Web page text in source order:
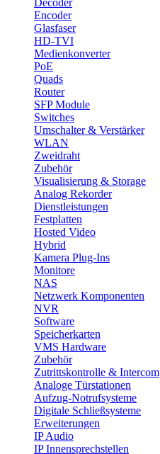
Encoder
Glasfaser
HD-TVI
Medienkonverter
PoE
Quads
Router
SFP Module
Switches
Umschalter & Verstärker
WLAN
Zweidraht
Zubehör
Visualisierung & Storage
Analog Rekorder
Dienstleistungen
Festplatten
Hosted Video
Hybrid
Kamera Plug-Ins
Monitore
NAS
Netzwerk Komponenten
NVR
Software
Speicherkarten
VMS Hardware
Zubehör
Zutrittskontrolle & Intercom
Analoge Türstationen
Aufzug-Notrufsysteme
Digitale Schließsysteme
Erweiterungen
IP Audio
IP Innensprechstellen